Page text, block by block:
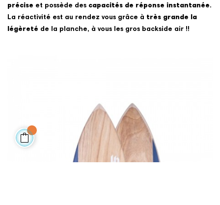
précise et possède des capacités de réponse instantanée.
La réactivité est au rendez vous grâce à très grande la
légèreté de la planche, à vous les gros backside air !!